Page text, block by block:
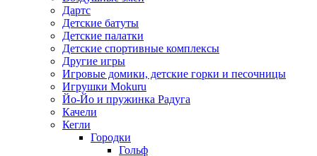
Дартс
Детские батуты
Детские палатки
Детские спортивные комплексы
Другие игры
Игровые домики, детские горки и песочницы
Игрушки Mokuru
Йо-Йо и пружинка Радуга
Качели
Кегли
Городки
Гольф